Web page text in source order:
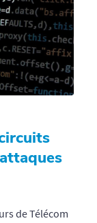
de Télécom